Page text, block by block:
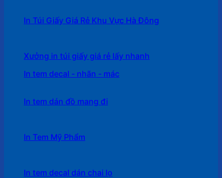
In Túi Giấy Giá Rẻ Khu Vực Hà Đông
Xưởng in túi giấy giá rẻ lấy nhanh
In tem decal - nhãn - mác
In tem dán đồ mang đi
In Tem Mỹ Phẩm
In tem decal dán chai lọ